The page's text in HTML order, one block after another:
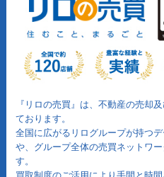
『リロの売買』は、不動産の売却
ております。
全国に広がるリログループが持つ
や、グループ全体の売買ネットワ
す。